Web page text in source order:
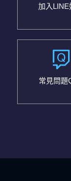
加入LINE
常見問題